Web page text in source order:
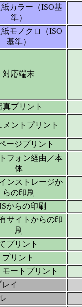
カラー（ISO基
準）
モノクロ（ISO
基準）
対応端末
真プリント
メントプリント
ージプリント
フォン経由／本
体
ンストレージか
らの印刷
からの印刷
サイトからの印
刷
プリント
リント
ートプリント
イ